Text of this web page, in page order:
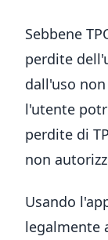
Sebbene
perdite
dall'uso
l'utente
perdite di
non
Usando
legalmente